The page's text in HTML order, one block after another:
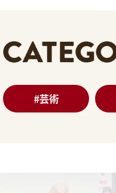
#芸術